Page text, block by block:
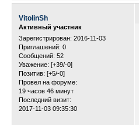
VitolinSh
Активный участник
Зарегистрирован: 2016-11-03
Приглашений: 0
Сообщений: 52
Уважение: [+39/-0]
Позитив: [+5/-0]
Провел на форуме:
19 часов 46 минут
Последний визит:
2017-11-03 09:35:30